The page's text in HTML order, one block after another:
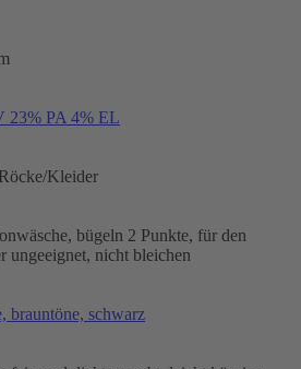
23% PA 4% EL
Kleider
bügeln 2 Punkte, für den
ungeeignet, nicht bleichen
brauntöne, schwarz